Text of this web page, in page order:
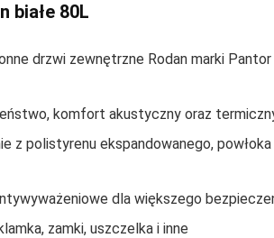
białe 80L
drzwi zewnętrzne Rodan marki
komfort akustyczny oraz
z polistyrenu ekspandowanego,
dla większego
zamki, uszczelka i inne